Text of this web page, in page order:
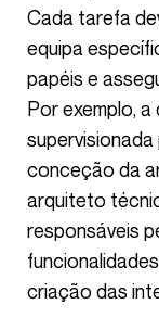
Cada tarefa
equipa
papéis e
Por exemplo,
conceção da
arquiteto
responsáveis
criação das